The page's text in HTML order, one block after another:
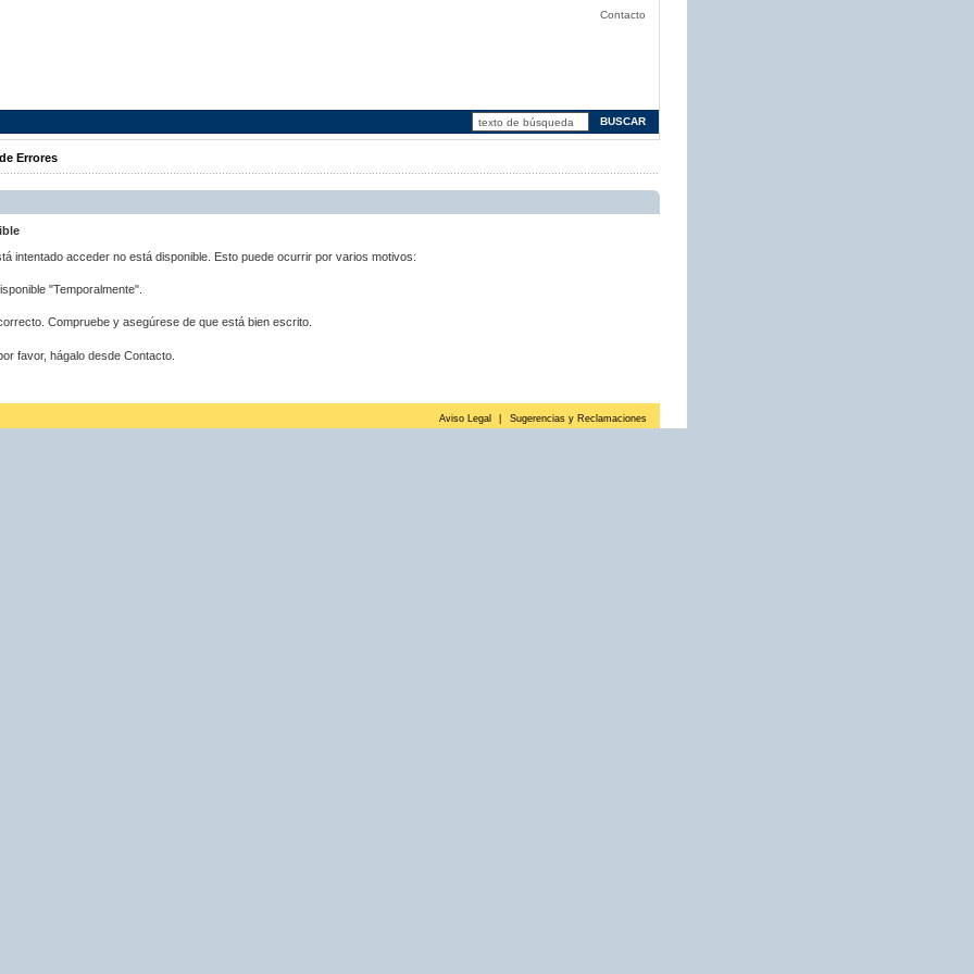
Contacto
Errores
intentado acceder no está disponible. Esto puede ocurrir por varios motivos:
"Temporalmente".
Compruebe y asegúrese de que está bien escrito.
favor, hágalo desde Contacto.
Aviso Legal Sugerencias y Reclamaciones